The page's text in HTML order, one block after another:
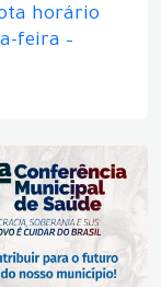
horário
feira –